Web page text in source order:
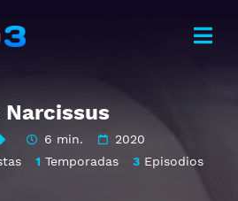
Narcissus
6 min.
2020
1 Temporadas 3 Episodios